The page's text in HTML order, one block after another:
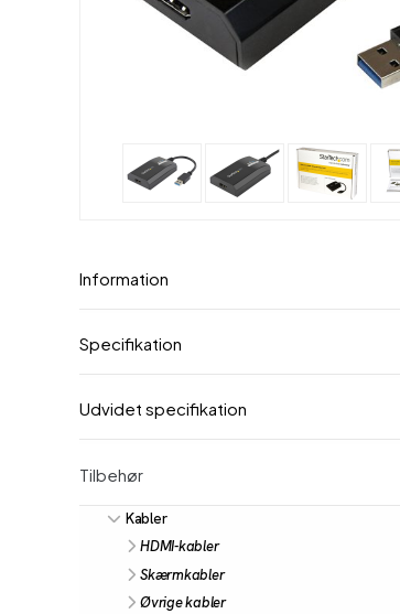
Information
Specifikation
Udvidet specifikation
Tilbehør
Kabler
HDMI-kabler
Skærmkabler
Øvrige kabler